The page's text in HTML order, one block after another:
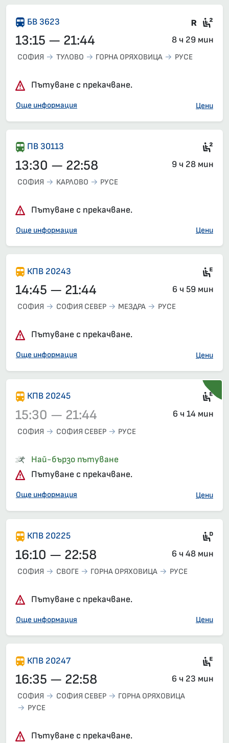
БВ 3623 Влак
13:15 — 21:44 8 ч 29 мин
СОФИЯ ТУЛОВО ГОРНА ОРЯХОВИЦА РУСЕ
Пътуване с прекачване.
Още информация Цени
ПВ 30113
13:30 — 22:58 9 ч 28 мин
СОФИЯ КАРЛОВО РУСЕ
Пътуване с прекачване.
Още информация Цени
КПВ 20243
14:45 — 21:44 6 ч 59 мин
СОФИЯ СОФИЯ СЕВЕР МЕЗДРА РУСЕ
Пътуване с прекачване.
Още информация Цени
КПВ 20245
15:30 — 21:44 6 ч 14 мин
СОФИЯ СОФИЯ СЕВЕР РУСЕ
Най-бързо пътуване
Пътуване с прекачване.
Още информация Цени
КПВ 20225
16:10 — 22:58 6 ч 48 мин
СОФИЯ СВОГЕ ГОРНА ОРЯХОВИЦА РУСЕ
Пътуване с прекачване.
Още информация Цени
КПВ 20247
16:35 — 22:58 6 ч 23 мин
СОФИЯ СОФИЯ СЕВЕР
ГОРНА ОРЯХОВИЦА
РУСЕ
Пътуване с прекачване.